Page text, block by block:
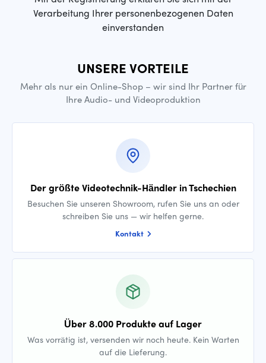
Verarbeitung Ihrer personenbezogenen Daten
einverstanden
UNSERE VORTEILE
Mehr als nur ein Online-Shop – wir sind Ihr Partner für
Ihre Audio- und Videoproduktion
Der größte Videotechnik-Händler in Tschechien
Besuchen Sie unseren Showroom, rufen Sie uns an oder
schreiben Sie uns — wir helfen gerne.
Kontakt
Über 8.000 Produkte auf Lager
Was vorrätig ist, versenden wir noch heute. Kein Warten
auf die Lieferung.